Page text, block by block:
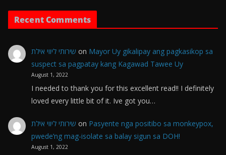
Recent Comments
שירותי ליווי אילת on Mayor Uy gikalipay ang pagkasikop sa
suspect sa pagpatay kang Kagawad Tawee Uy
August 1, 2022
I needed to thank you for this excellent read!! I definitely
loved every little bit of it. Ive got you…
שירותי ליווי אילת on Pasyente nga positibo sa monkeypox,
pwede’ng mag-isolate sa balay sigun sa DOH!
August 1, 2022